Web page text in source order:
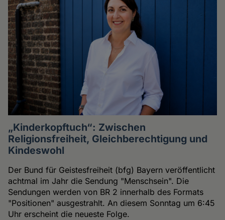
„Kinderkopftuch“: Zwischen
Religionsfreiheit, Gleichberechtigung und
Kindeswohl
Der Bund für Geistesfreiheit (bfg) Bayern veröffentlicht
achtmal im Jahr die Sendung "Menschsein". Die
Sendungen werden von BR 2 innerhalb des Formats
"Positionen" ausgestrahlt. An diesem Sonntag um 6:45
Uhr erscheint die neueste Folge.